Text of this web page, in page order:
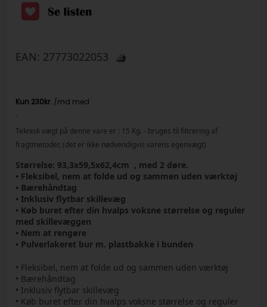
EAN: 27773022053
-
Teknisk vægt på denne vare er : 15 Kg. - bruges til filtrering af
fragtmetoder, (det er ikke nødvendigvis varens egenvægt)
Størrelse: 93,3x59,5x62,4cm , med 2 døre.
• Fleksibel, nem at folde ud og sammen uden værktøj
• Bærehåndtag
• Inklusiv flytbar skillevæg
• Køb buret efter din hvalps voksne størrelse og reguler
med skillevæggen
• Nem at rengøre
• Pulverlakeret bur m. plastbakke i bunden
• Fleksibel, nem at folde ud og sammen uden værktøj
• Bærehåndtag
• Inklusiv flytbar skillevæg
• Køb buret efter din hvalps voksne størrelse og reguler